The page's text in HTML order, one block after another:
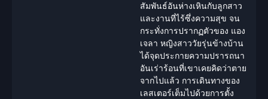
สัมพันธ์อันห่างเหินกับลูกสาว
และงานที่ไร้ซึ่งความสุข จน
กระทั่งการปรากฏตัวของ แอง
เจลา หญิงสาววัยรุ่นข้างบ้าน
ได้จุดประกายความปรารถนา
อันเร่าร้อนที่เขาเคยคิดว่าตาย
จากไปแล้ว การเดินทางของ
เลสเตอร์เต็มไปด้วยการตั้ง